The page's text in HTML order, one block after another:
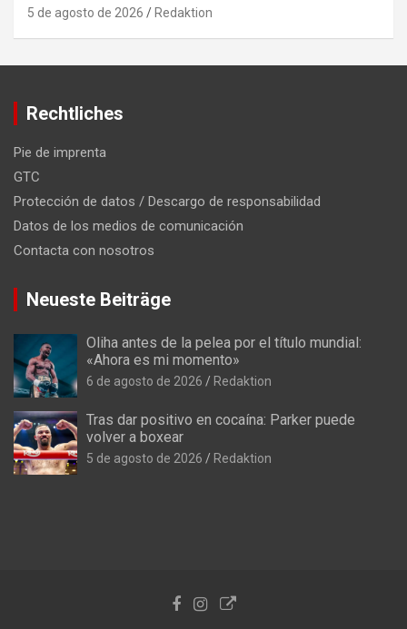
5 de agosto de 2026 Redaktion
Rechtliches
Pie de imprenta
GTC
Protección de datos / Descargo de responsabilidad
Datos de los medios de comunicación
Contacta con nosotros
Neueste Beiträge
Oliha antes de la pelea por el título mundial:
«Ahora es mi momento»
6 de agosto de 2026 Redaktion
Tras dar positivo en cocaína: Parker puede
volver a boxear
5 de agosto de 2026 Redaktion